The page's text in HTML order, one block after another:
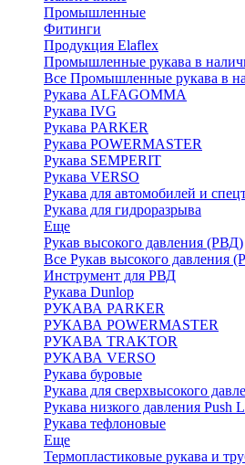
Промышленные
Фитинги
Продукция Elaflex
Промышленные рукава в
Все Промышленные рукава в
Рукава ALFAGOMMA
Рукава IVG
Рукава PARKER
Рукава POWERMASTER
Рукава SEMPERIT
Рукава VERSO
Рукава для автомобилей и
Рукава для гидроразрыва
Еще
Рукав высокого давления (РВД)
Все Рукав высокого давления
Инструмент для РВД
Рукава Dunlop
РУКАВА PARKER
РУКАВА POWERMASTER
РУКАВА TRAKTOR
РУКАВА VERSO
Рукава буровые
Рукава для сверхвысокого
Рукава низкого давления Push
Рукава тефлоновые
Еще
Термопластиковые рукава и